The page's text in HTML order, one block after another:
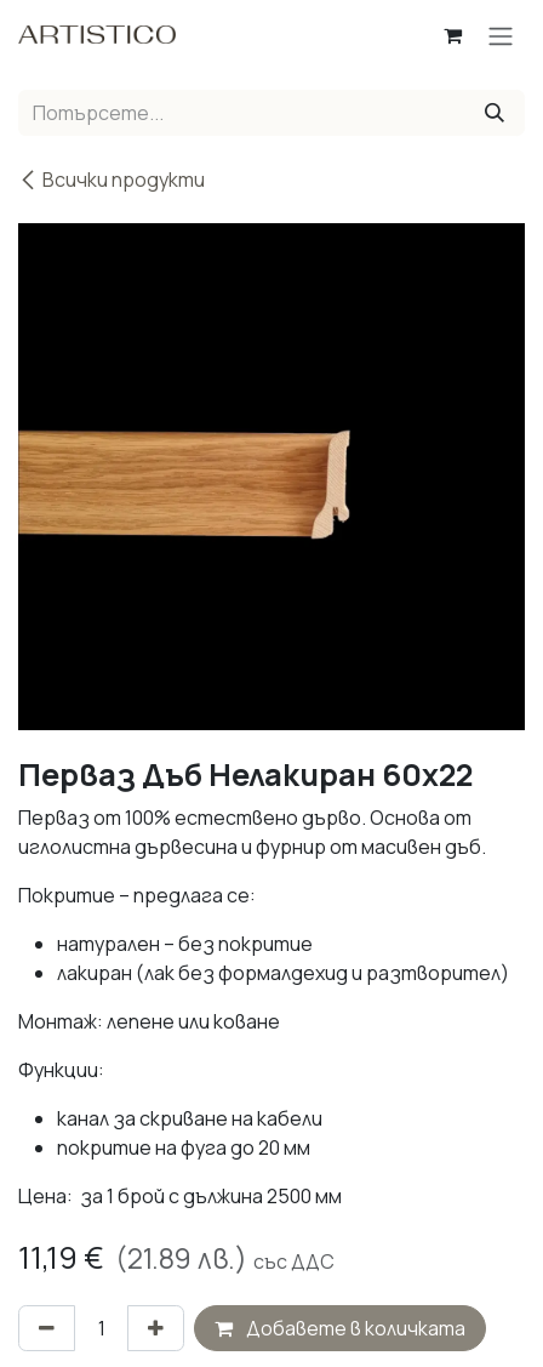
Всички продукти
Перваз Дъб Нелакиран 60х22
Перваз от 100% естествено дърво. Основа от
иглолистна дървесина и фурнир от масивен дъб.
Покритие – предлага се:
натурален – без покритие
лакиран (лак без формалдехид и разтворител)
Монтаж: лепене или коване
Функции:
канал за скриване на кабели
покритие на фуга до 20 мм
Цена: за 1 брой с дължина 2500 мм
11,19 € (21.89 лв.) със ДДС
Добавете в количката